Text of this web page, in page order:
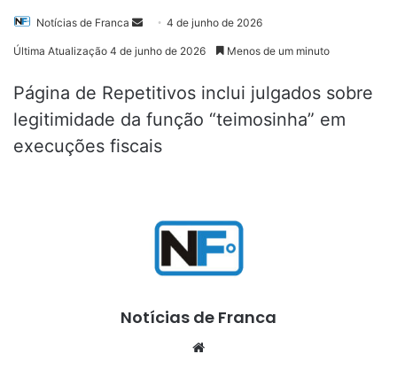
Notícias de Franca
Mande
mail
4 de junho de 2026
Última Atualização 4 de junho de 2026 Menos de um minuto
Página de Repetitivos inclui julgados sobre
legitimidade da função “teimosinha” em
execuções fiscais
Notícias de Franca